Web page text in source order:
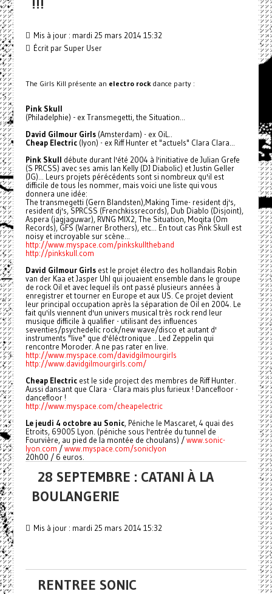
!!!
Mis à jour : mardi 25 mars 2014 15:32
Écrit par Super User
The Girls Kill présente an electro rock dance party :
Pink Skull
(Philadelphie) - ex Transmegetti, the Situation...
David Gilmour Girls (Amsterdam) - ex OiL..
Cheap Electric (lyon) - ex Riff Hunter et "actuels" Clara Clara...
Pink Skull débute durant l'été 2004 à l'initiative de Julian Grefe
(S PRCSS) avec ses amis Ian Kelly (DJ Diabolic) et Justin Geller
(JG)... Leurs projets pérécédents sont si nombreux qu'il est
difficile de tous les nommer, mais voici une liste qui vous
donnera une idée:
The transmegetti (Gern Blandsten),Making Time- resident dj's,
resident dj's, SPRCSS (Frenchkissrecords), Dub Diablo (Disjoint),
Aspera (jagjaguwar), RVNG MIX2, The Situation, Moqita (Om
Records), GFS (Warner Brothers), etc... En tout cas Pink Skull est
noisy et incroyable sur scène...
http://www.myspace.com/pinkskulltheband
http://pinkskull.com
David Gilmour Girls est le projet électro des hollandais Robin
van der Kaa et Jasper Uhl qui jouaient ensemble dans le groupe
de rock Oil et avec lequel ils ont passé plusieurs années à
enregistrer et tourner en Europe et aux US. Ce projet devient
leur principal occupation après la séparation de Oil en 2004. Le
fait qu'ils viennent d'un univers musical très rock rend leur
musique difficile à qualifier - utilisant des influences
seventies/psychedelic rock/new wave/disco et autant d'
instruments "live" que d'éléctronique .. Led Zeppelin qui
rencontre Moroder. A ne pas rater en live.
http://www.myspace.com/davidgilmourgirls
http://www.davidgilmourgirls .com/
Cheap Electric est le side project des membres de Riff Hunter.
Aussi dansant que Clara - Clara mais plus furieux ! Dancefloor -
dancefloor !
http://www.myspace.com/cheapelectric
Le jeudi 4 octobre au Sonic, Péniche le Mascaret, 4 quai des
Etroits, 69005 Lyon. (péniche sous l'entrée du tunnel de
Fourvière, au pied de la montée de choulans) /www.sonic-
lyon.com /www.myspace.com/soniclyon
20h00 / 6 euros.
28 SEPTEMBRE : CATANI À LA
BOULANGERIE
Mis à jour : mardi 25 mars 2014 15:32
RENTREE SONIC